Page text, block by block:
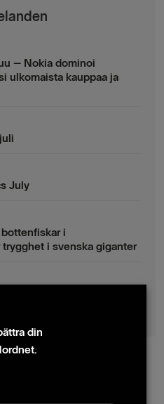
– Nokia dominoi
ulkomaista kauppaa ja
July
i
i svenska giganter
AB (publ)
din